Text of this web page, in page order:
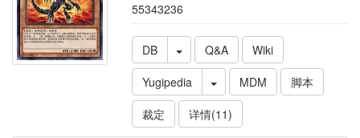
55343236
DB Q&A
Wiki
Yugipedia
MDM
脚本
裁定
详情(11)